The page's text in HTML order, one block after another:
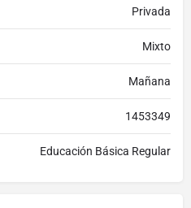
Privada
Mixto
Mañana
1453349
Educación Básica Regular